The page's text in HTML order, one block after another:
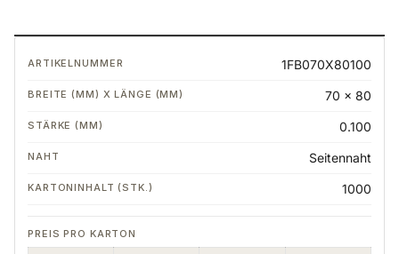
1FB070X80100
70 x 80
0.100
Seitennaht
1000